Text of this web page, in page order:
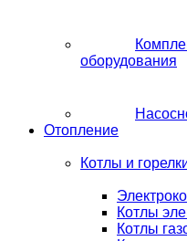
оборудования
Отопление
Котлы и
Котлы
Котлы